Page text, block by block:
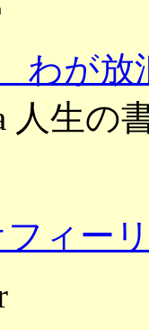
わが放
人生の
ィー